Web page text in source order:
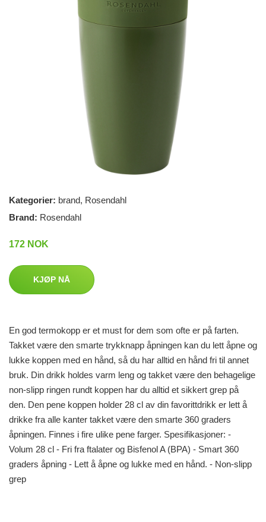
Kategorier: brand, Rosendahl
Brand: Rosendahl
172 NOK
KJØP NÅ
En god termokopp er et must for dem som ofte er på farten.
Takket være den smarte trykknapp åpningen kan du lett åpne og
lukke koppen med en hånd, så du har alltid en hånd fri til annet
bruk. Din drikk holdes varm leng og takket være den behagelige
non-slipp ringen rundt koppen har du alltid et sikkert grep på
den. Den pene koppen holder 28 cl av din favorittdrikk er lett å
drikke fra alle kanter takket være den smarte 360 graders
åpningen. Finnes i fire ulike pene farger. Spesifikasjoner: -
Volum 28 cl - Fri fra ftalater og Bisfenol A (BPA) - Smart 360
graders åpning - Lett å åpne og lukke med en hånd. - Non-slipp
grep